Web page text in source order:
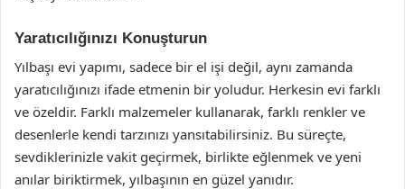
Yaratıcılığınızı Konuşturun
Yılbaşı evi yapımı, sadece bir el işi değil, aynı zamanda
yaratıcılığınızı ifade etmenin bir yoludur. Herkesin evi farklı
ve özeldir. Farklı malzemeler kullanarak, farklı renkler ve
desenlerle kendi tarzınızı yansıtabilirsiniz. Bu süreçte,
sevdiklerinizle vakit geçirmek, birlikte eğlenmek ve yeni
anılar biriktirmek, yılbaşının en güzel yanıdır.